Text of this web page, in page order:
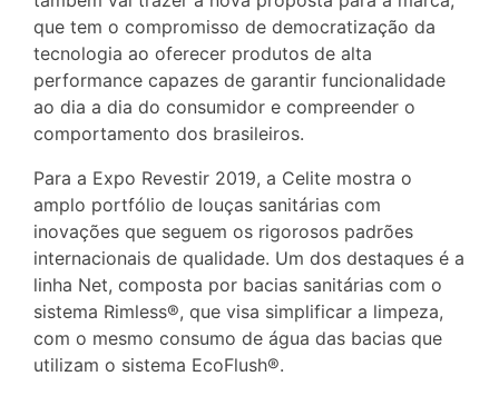
que tem o compromisso de democratização da
tecnologia ao oferecer produtos de alta
performance capazes de garantir funcionalidade
ao dia a dia do consumidor e compreender o
comportamento dos brasileiros.
Para a Expo Revestir 2019, a Celite mostra o
amplo portfólio de louças sanitárias com
inovações que seguem os rigorosos padrões
internacionais de qualidade. Um dos destaques é a
linha Net, composta por bacias sanitárias com o
sistema Rimless®, que visa simplificar a limpeza,
com o mesmo consumo de água das bacias que
utilizam o sistema EcoFlush®.